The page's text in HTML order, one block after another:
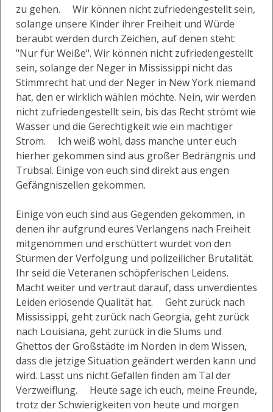
zu gehen. Wir können nicht zufriedengestellt sein,
solange unsere Kinder ihrer Freiheit und Würde
beraubt werden durch Zeichen, auf denen steht:
"Nur für Weiße". Wir können nicht zufriedengestellt
sein, solange der Neger in Mississippi nicht das
Stimmrecht hat und der Neger in New York niemand
hat, den er wirklich wählen möchte. Nein, wir werden
nicht zufriedengestellt sein, bis das Recht strömt wie
Wasser und die Gerechtigkeit wie ein mächtiger
Strom. Ich weiß wohl, dass manche unter euch
hierher gekommen sind aus großer Bedrängnis und
Trübsal. Einige von euch sind direkt aus engen
Gefängniszellen gekommen.
Einige von euch sind aus Gegenden gekommen, in
denen ihr aufgrund eures Verlangens nach Freiheit
mitgenommen und erschüttert wurdet von den
Stürmen der Verfolgung und polizeilicher Brutalität.
Ihr seid die Veteranen schöpferischen Leidens.
Macht weiter und vertraut darauf, dass unverdientes
Leiden erlösende Qualität hat. Geht zurück nach
Mississippi, geht zurück nach Georgia, geht zurück
nach Louisiana, geht zurück in die Slums und
Ghettos der Großstädte im Norden in dem Wissen,
dass die jetzige Situation geändert werden kann und
wird. Lasst uns nicht Gefallen finden am Tal der
Verzweiflung. Heute sage ich euch, meine Freunde,
trotz der Schwierigkeiten von heute und morgen